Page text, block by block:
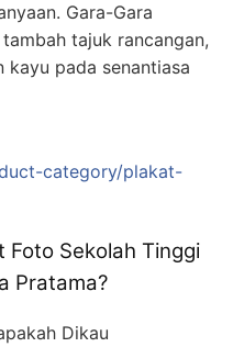
Gara-Gara
tajuk rancangan,
kayu pada senantiasa
category/plakat-
Foto Sekolah Tinggi
Pratama?
Dikau